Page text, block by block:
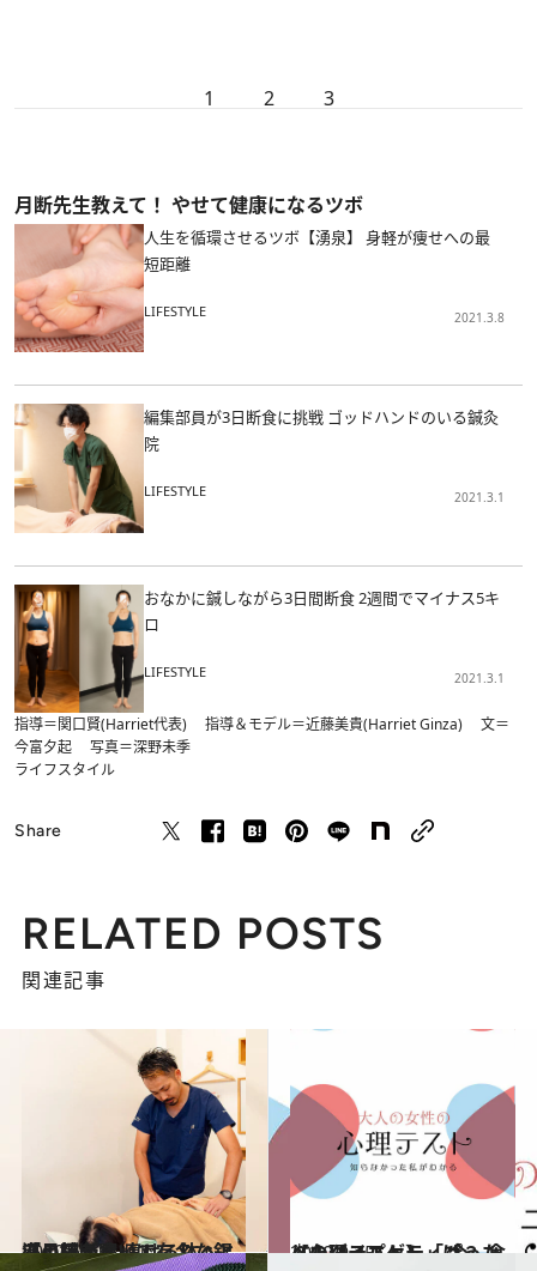
1 2 3
月断先生教えて！ やせて健康になるツボ
人生を循環させるツボ【湧泉】 身軽が痩せへの最
短距離
LIFESTYLE 2021.3.8
編集部員が3日断食に挑戦 ゴッドハンドのいる鍼灸
院
LIFESTYLE 2021.3.1
おなかに鍼しながら3日間断食 2週間でマイナス5キ
ロ
LIFESTYLE 2021.3.1
指導＝関口賢(Harriet代表) 指導＆モデル＝近藤美貴(Harriet Ginza) 文＝
今富夕起 写真＝深野未季
ライフスタイル
Share
RELATED POSTS
関連記事
2020.6.8
「月曜断食」で有名な銀座の鍼灸院 痩せる体へと導く技が凄い！
ライフスタイル 2020.9.25
【心理テスト】「ぴったりのダイエット」 今、食べたいスパゲティは？
占い